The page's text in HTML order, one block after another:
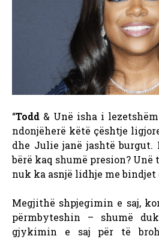
“Todd & Unë isha i
ndonjëherë këtë çështje
dhe Julie janë jashtë
bërë kaq shumë presion?
nuk ka asnjë lidhje me
Megjithë shpjegimin e saj,
përmbyteshin – shumë
gjykimin e saj për të